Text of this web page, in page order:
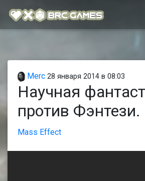
Merc 28 января 2014 в 08:03
Научная
против Фэнтези.
Mass Effect